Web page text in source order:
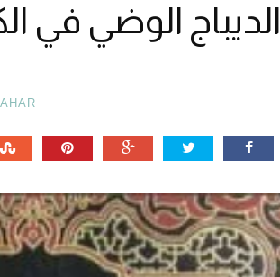
الديباج الوضي في